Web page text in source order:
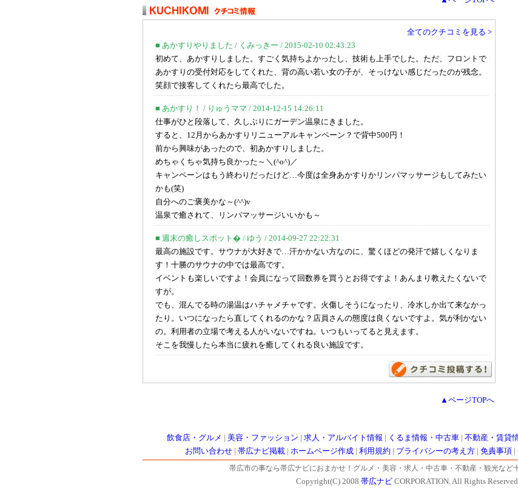
全てのクチコミを見る >
■ あかすりやりました / くみっきー / 2015-02-10 02:43:23
初めて、あかすりしました。すごく気持ちよかったし、技術も上手でした。ただ、フロントで
あかすりの受付対応をしてくれた、背の高い若い女の子が、そっけない感じだったのが残念。
笑顔で接客してくれたら最高でした。
■ あかすり！ / りゅうママ / 2014-12-15 14:26:11
仕事がひと段落して、久しぶりにガーデン温泉にきました。
すると、12月からあかすりリニューアルキャンペーン？で背中500円！
前から興味があったので、初あかすりしました。
めちゃくちゃ気持ち良かった～＼(^o^)／
キャンペーンはもう終わりだったけど…今度は全身あかすりかリンパマッサージもしてみたい
かも(笑)
自分へのご褒美かな～(^^)v
温泉で癒されて、リンパマッサージいいかも～
■ 週末の癒しスポット� / ゆう / 2014-09-27 22:22:31
最高の施設です。サウナが大好きで…汗かかない方なのに、驚くほどの発汗で嬉しくなりま
す！十勝のサウナの中では最高です。
イベントも楽しいですよ！会員になって回数券を買うとお得ですよ！あんまり教えたくないで
すが。
でも、混んでる時の湯温はハチャメチャです。火傷しそうになったり、冷水しか出て来なかっ
たり。いつになったら直してくれるのかな？店員さんの態度は良くないですよ。気が利かない
の。利用者の立場で考える人がいないですね。いつもいってると見えます。
そこを我慢したら本当に疲れを癒してくれる良い施設です。
▲ページTOPへ
飲食店・グルメ 美容・ファッション 求人・アルバイト情報 くるま情報・中古車| 不動産・賃貸
お問い合わせ| 帯広ナビ掲載| ホームページ作成| 利用規約 プライバシーの考え方| 免責事項
帯広市の事なら帯広ナビにおまかせ！グルメ・美容・求人・中古車・不動産・観光など
Copyright(C) 2008 帯広ナビCORPORATION. All Rights